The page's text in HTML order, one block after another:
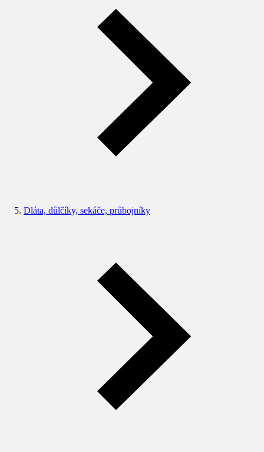
Dláta, důlčíky, sekáče, průbojníky